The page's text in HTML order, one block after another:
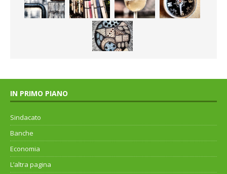
IN PRIMO PIANO
Sindacato
Banche
Economia
L’altra pagina